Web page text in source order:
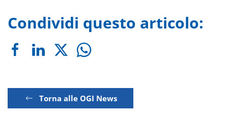
Condividi questo articolo:
Torna alle OGI News